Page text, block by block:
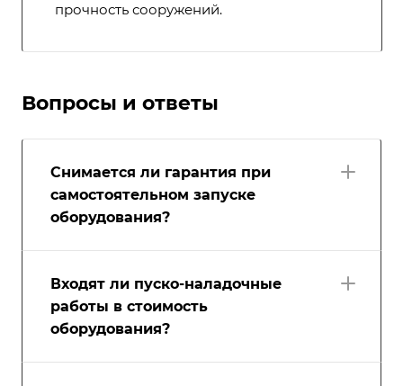
прочность сооружений.
Вопросы и ответы
Снимается ли гарантия при
самостоятельном запуске
оборудования?
Входят ли пуско-наладочные
работы в стоимость
оборудования?